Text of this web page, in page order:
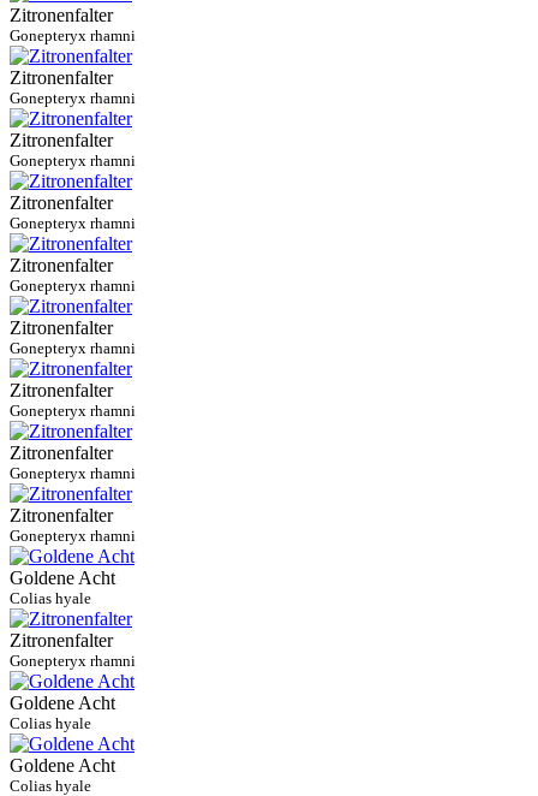
Zitronenfalter
Gonepteryx rhamni
Zitronenfalter
Gonepteryx rhamni
Zitronenfalter
Gonepteryx rhamni
Zitronenfalter
Gonepteryx rhamni
Zitronenfalter
Gonepteryx rhamni
Zitronenfalter
Gonepteryx rhamni
Zitronenfalter
Gonepteryx rhamni
Zitronenfalter
Gonepteryx rhamni
Zitronenfalter
Gonepteryx rhamni
Goldene Acht
Colias hyale
Zitronenfalter
Gonepteryx rhamni
Goldene Acht
Colias hyale
Goldene Acht
Colias hyale